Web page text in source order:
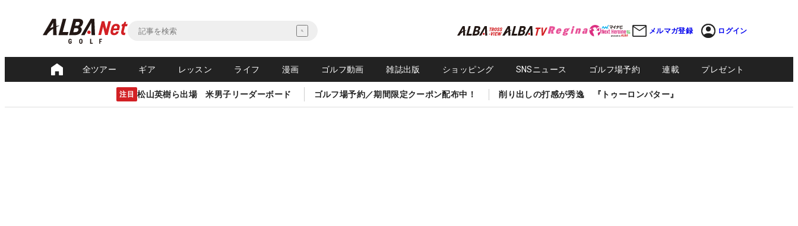
メルマガ登録 ログイン
全ツアー ギア レッスン ライフ 漫画 ゴルフ動画 雑誌出版 ショッピング SNSニュース ゴルフ場予約 連載 プレゼント
注目 松山英樹ら出場 米男子リーダーボード ゴルフ場予約／期間限定クーポン配布中！ 削り出しの打感が秀逸 『トゥーロンパター』